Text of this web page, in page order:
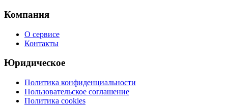
Компания
О сервисе
Контакты
Юридическое
Политика конфиденциальности
Пользовательское соглашение
Политика cookies